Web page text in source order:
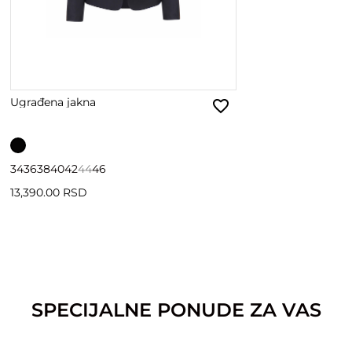
Ugrađena jakna
34363840424446
13,390.00 RSD
SPECIJALNE PONUDE ZA VAS